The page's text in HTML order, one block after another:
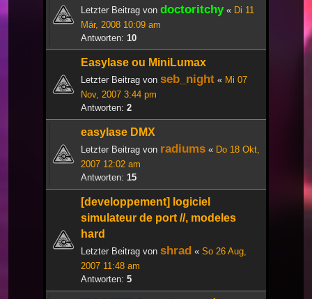
Letzter Beitrag von doctoritchy« Di 11
Mär, 2008 10:09 am
Antworten: 10
Easylase ou MiniLumax
Letzter Beitrag von seb_night « Mi 07
Nov, 2007 3:44 pm
Antworten: 2
easylase DMX
Letzter Beitrag von radiums « Do 18 Okt,
2007 12:02 am
Antworten: 15
[developpement] logiciel
simulateur de port //, modeles
hard
Letzter Beitrag von shrad « So 26 Aug,
2007 11:48 am
Antworten: 5